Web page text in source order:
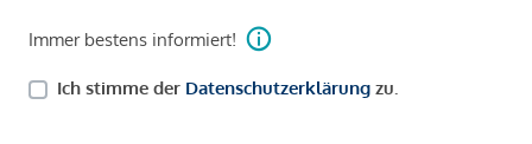
Immer bestens informiert!
Ich stimme der Datenschutzerklärung zu.